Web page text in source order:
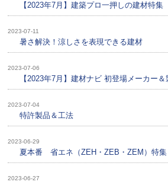
【2023年7月】建築プロ一押しの建材特集
2023-07-11
暑さ解決！涼しさを表現できる建材
2023-07-06
【2023年7月】建材ナビ 初登場メーカー
2023-07-04
特許製品＆工法
2023-06-29
夏本番 省エネ（ZEH・ZEB・ZEM）特集
2023-06-27